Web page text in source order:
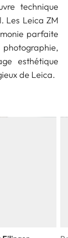
technique
Les Leica ZM
parfaite
esthétique
de Leica.